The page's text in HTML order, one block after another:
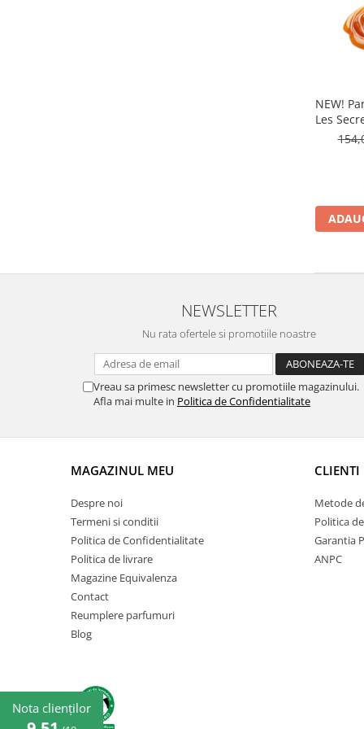
NEW!
Les
729,
NEWSLETTER
Nu rata ofertele si promotiile noastre
Vreau sa primesc newsletter cu promotiile magazinului.
Afla mai multe in Politica de Confidentialitate
MAGAZINUL MEU
Despre noi
Termeni si conditii
Politica de Confidentialitate
Politica de livrare
Magazine Equivalenza
Contact
Reumplere parfumuri
Blog
CLIENTI
Metode
Politica
Garantia
ANPC
Nota clienților